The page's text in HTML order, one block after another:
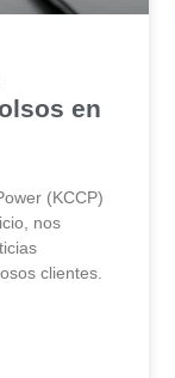
en
(KCCP)
nos
clientes.